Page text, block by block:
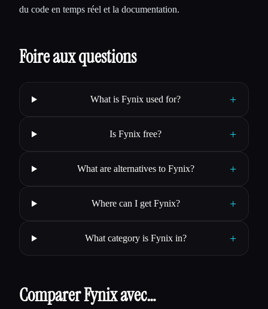
du code en temps réel et la documentation.
Foire aux questions
What is Fynix used for? +
Is Fynix free? +
What are alternatives to Fynix? +
Where can I get Fynix? +
What category is Fynix in? +
Comparer Fynix avec…